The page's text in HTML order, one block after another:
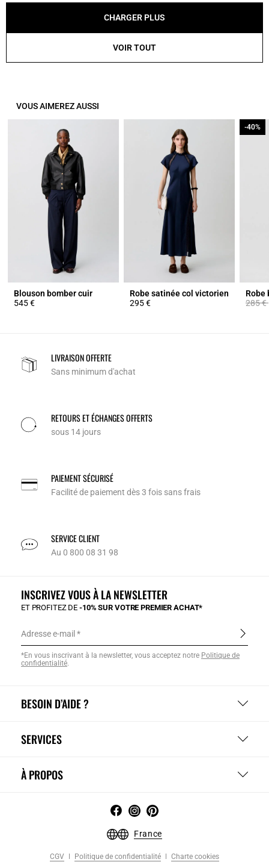
CHARGER PLUS
VOIR TOUT
VOUS AIMEREZ AUSSI
Blouson bomber cuir
545 €
Robe satinée col victorien
295 €
Prix
285 €
-40%
-40%
LIVRAISON OFFERTE
Sans minimum d'achat
RETOURS ET ÉCHANGES OFFERTS
sous 14 jours
PAIEMENT SÉCURISÉ
Facilité de paiement dès 3 fois sans frais
SERVICE CLIENT
Au 0 800 08 31 98
BESOIN D’AIDE ?
SERVICES
À PROPOS
INSCRIVEZ VOUS À LA NEWSLETTER
ET PROFITEZ DE-10% SUR VOTRE PREMIER ACHAT*
Adresse e-mail
*En vous inscrivant à la newsletter, vous acceptez notre Politique de
confidentialité.
France
CGV Politique de confidentialité
Charte cookies